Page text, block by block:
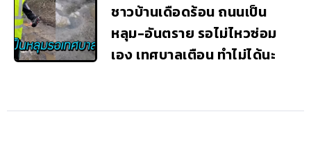
ชาวบ้านเดือดร้อน ถนนเป็น
หลุม-อันตราย รอไม่ไหวซ่อม
เอง เทศบาลเตือน ทำไม่ได้นะ